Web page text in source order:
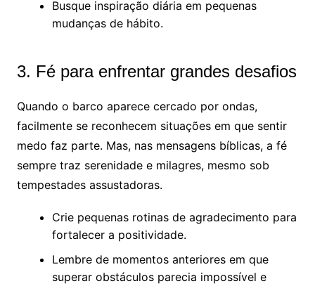
Busque inspiração diária em pequenas
mudanças de hábito.
3. Fé para enfrentar grandes desafios
Quando o barco aparece cercado por ondas,
facilmente se reconhecem situações em que sentir
medo faz parte. Mas, nas mensagens bíblicas, a fé
sempre traz serenidade e milagres, mesmo sob
tempestades assustadoras.
Crie pequenas rotinas de agradecimento para
fortalecer a positividade.
Lembre de momentos anteriores em que
superar obstáculos parecia impossível e